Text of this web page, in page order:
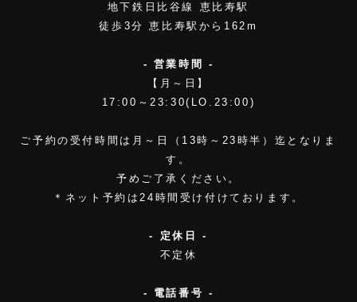
地下鉄日比谷線 恵比寿駅
徒歩3分 恵比寿駅から162m
- 営業時間 -
【月～日】
17:00～23:30(LO.23:00)
ご予約の受付時間は月～日（13時～23時半）迄となりま
す。
予めご了承ください。
＊ネット予約は24時間受け付けております。
- 定休日 -
不定休
- 電話番号 -